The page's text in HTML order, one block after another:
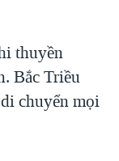
thuyền
Bắc Triều
chuyển mọi